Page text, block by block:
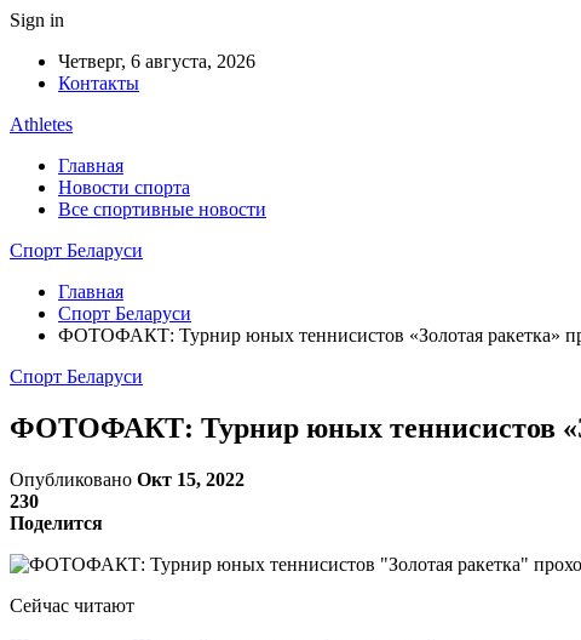
Sign in
Четверг, 6 августа, 2026
Контакты
Athletes
Главная
Новости спорта
Все спортивные новости
Спорт Беларуси
Главная
Спорт Беларуси
ФОТОФАКТ: Турнир юных теннисистов «Золотая ракетка»
Спорт Беларуси
ФОТОФАКТ: Турнир юных теннисистов
Опубликовано Окт 15, 2022
230
Поделится
Сейчас читают